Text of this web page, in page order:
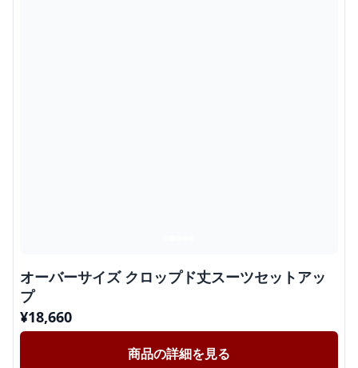
オーバーサイズ クロップド丈スーツセットアッ
プ
¥18,660
商品の詳細を見る